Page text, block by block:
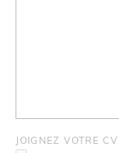
JOIGNEZ VOTRE CV